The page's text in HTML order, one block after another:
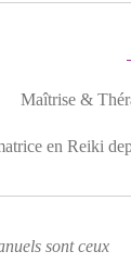
Maîtrise &
en Reiki
sont ceux